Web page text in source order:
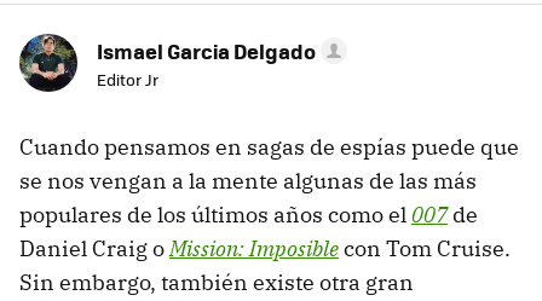
Ismael Garcia Delgado
Editor Jr
Cuando pensamos en sagas de espías puede que
se nos vengan a la mente algunas de las más
populares de los últimos años como el007de
Daniel Craig oMission: Imposiblecon Tom Cruise.
Sin embargo, también existe otra gran